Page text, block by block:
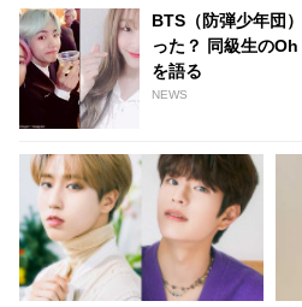
BTS（防弾少年団
った？ 同級生の
を語る
NEWS